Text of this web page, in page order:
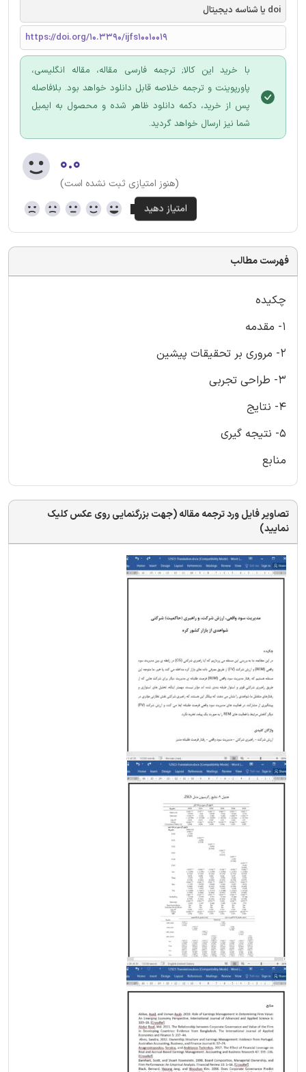
doi یا شناسه دیجیتال
https://doi.org/10.3390/ijfs10010019
با خرید این کالا; ترجمه فارسی مقاله، مقاله انگلیسی،
پاورپوینت و ترجمه خلاصه قابل دانلود خواهد بود. بلافاصله
پس از خرید، دکمه دانلود ظاهر شده و محصول به ایمیل
شما نیز ارسال خواهد گردید.
۰.۰
(هنوز امتیازی ثبت نشده است)
فهرست مطالب
چکیده
1- مقدمه
2- مروری بر تحقیقات پیشین
3- طراحی تجربی
4- نتایج
5- نتیجه گیری
منابع
تصاویر فایل ورد ترجمه مقاله (جهت بزرگنمایی روی عکس کلیک
نمایید)